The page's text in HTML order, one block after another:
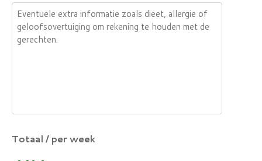
Totaal / per week